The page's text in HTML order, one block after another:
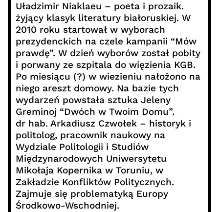
Uładzimir Niaklaeu – poeta i prozaik.
żyjący klasyk literatury białoruskiej. W
2010 roku startował w wyborach
prezydenckich na czele kampanii “Mów
prawdę”. W dzień wyborów został pobity
i porwany ze szpitala do więzienia KGB.
Po miesiącu (?) w wiezieniu nałożono na
niego areszt domowy. Na bazie tych
wydarzeń powstała sztuka Jeleny
Greminoj “Dwóch w Twoim Domu”.
dr hab. Arkadiusz Czwołek – historyk i
politolog, pracownik naukowy na
Wydziale Politologii i Studiów
Międzynarodowych Uniwersytetu
Mikołaja Kopernika w Toruniu, w
Zakładzie Konfliktów Politycznych.
Zajmuje się problematyką Europy
Środkowo-Wschodniej.